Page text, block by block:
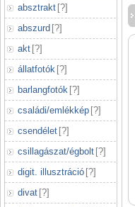
absztrakt [?]
abszurd [?]
akt [?]
állatfotók [?]
barlangfotók [?]
családi/emlékkép [?]
csendélet [?]
csillagászat/égbolt [?]
digit. illusztráció [?]
divat [?]